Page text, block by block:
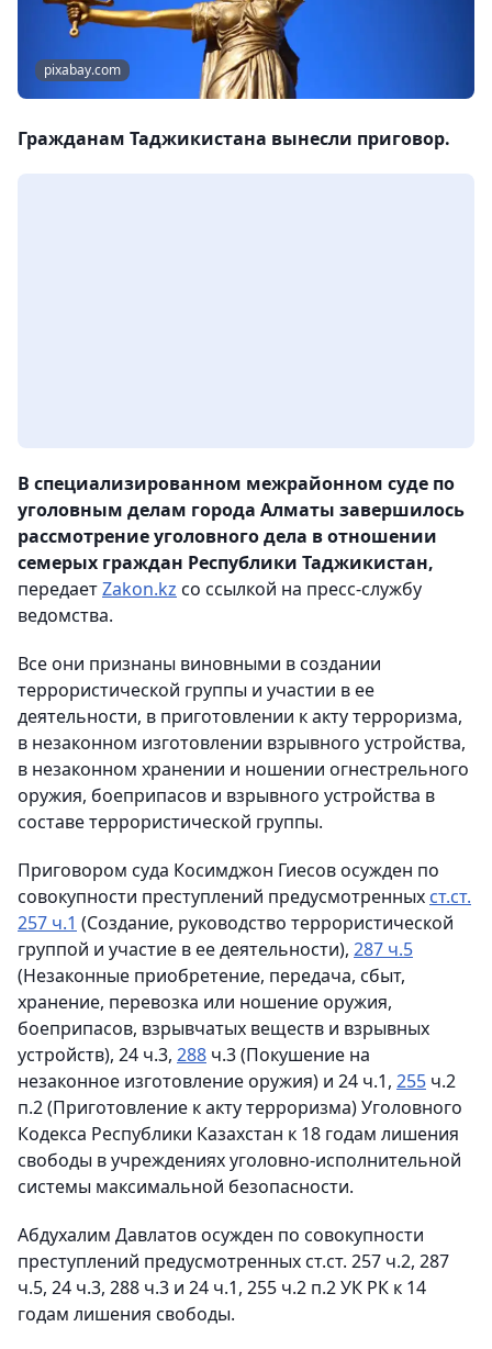
pixabay.com
Гражданам Таджикистана вынесли приговор.
В специализированном межрайонном суде по
уголовным делам города Алматы завершилось
рассмотрение уголовного дела в отношении
семерых граждан Республики Таджикистан,
передаетZakon.kz со ссылкой на пресс-службу
ведомства.
Все они признаны виновными в создании
террористической группы и участии в ее
деятельности, в приготовлении к акту терроризма,
в незаконном изготовлении взрывного устройства,
в незаконном хранении и ношении огнестрельного
оружия, боеприпасов и взрывного устройства в
составе террористической группы.
Приговором суда Косимджон Гиесов осужден по
совокупности преступлений предусмотренных ст.ст.
257 ч.1 (Создание, руководство террористической
группой и участие в ее деятельности), 287 ч.5
(Незаконные приобретение, передача, сбыт,
хранение, перевозка или ношение оружия,
боеприпасов, взрывчатых веществ и взрывных
устройств), 24 ч.3, 288 ч.3 (Покушение на
незаконное изготовление оружия) и 24 ч.1, 255 ч.2
п.2 (Приготовление к акту терроризма) Уголовного
Кодекса Республики Казахстан к 18 годам лишения
свободы в учреждениях уголовно-исполнительной
системы максимальной безопасности.
Абдухалим Давлатов осужден по совокупности
преступлений предусмотренных ст.ст. 257 ч.2, 287
ч.5, 24 ч.3, 288 ч.3 и 24 ч.1, 255 ч.2 п.2 УК РК к 14
годам лишения свободы.